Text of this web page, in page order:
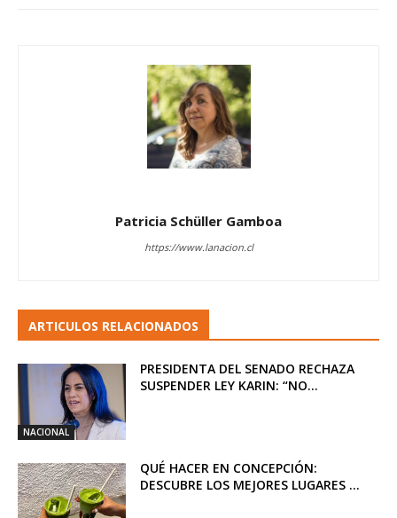
Patricia Schüller Gamboa
https://www.lanacion.cl
ARTICULOS RELACIONADOS
NACIONAL
PRESIDENTA DEL SENADO RECHAZA
SUSPENDER LEY KARIN: “NO...
QUÉ HACER EN CONCEPCIÓN:
DESCUBRE LOS MEJORES LUGARES ...